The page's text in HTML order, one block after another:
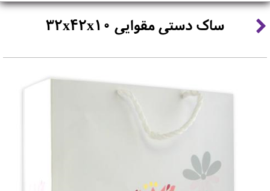
ساک دستی مقوایی 32x42x10